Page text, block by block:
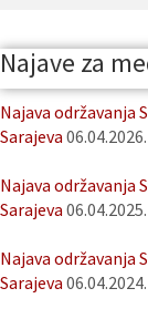
Najave za
Najava održavanja
Sarajeva
Najava održavanja
Sarajeva
Najava održavanja
Sarajeva